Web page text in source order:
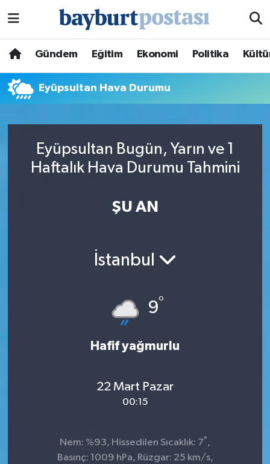
Gündem Eğitim Ekonomi Politika
Eyüpsultan Hava Durumu
Eyüpsultan Bugün, Yarın ve 1
Haftalık Hava Durumu Tahmini
ŞU AN
İstanbul
9°
Hafif yağmurlu
22 Mart Pazar
00:15
Nem: %93, Hissedilen Sıcaklık: 7° ,
Basınç: 1009 hPa, Rüzgar: 25 km/s,
Hava Durumu
Süper Lig Puan Durumu ve Fikstür